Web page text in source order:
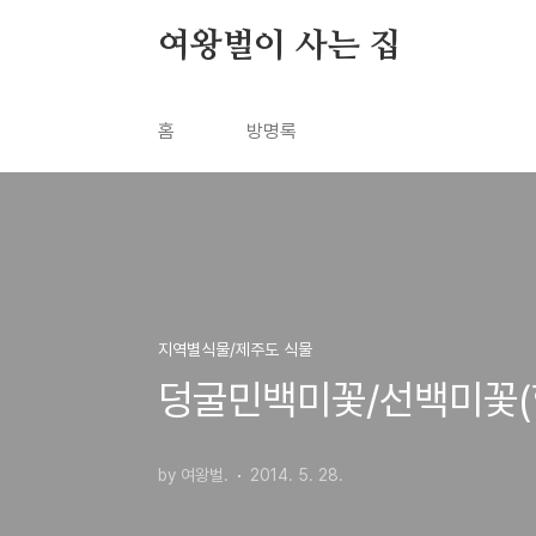
여왕벌이 사는 집
홈 방명록
지역별식물/제주도 식물
덩굴민백미꽃/선백미꽃
by 여왕벌. 2014. 5. 28.